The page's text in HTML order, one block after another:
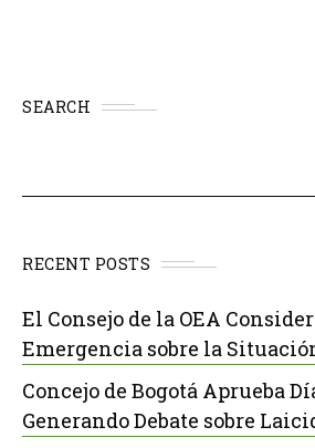
SEARCH
RECENT POSTS
El Consejo de la OEA
Emergencia sobre la
Concejo de Bogotá Aprueba
Generando Debate sobre